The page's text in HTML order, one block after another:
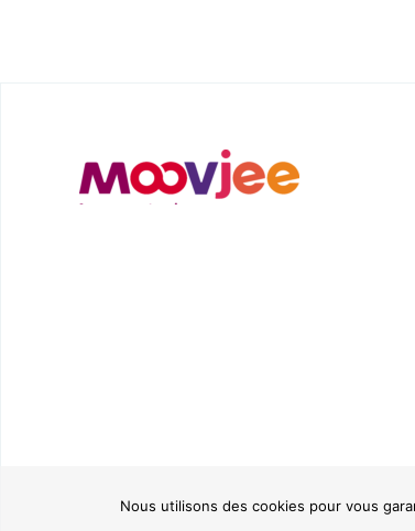
Nous utilisons des cookies pour vous